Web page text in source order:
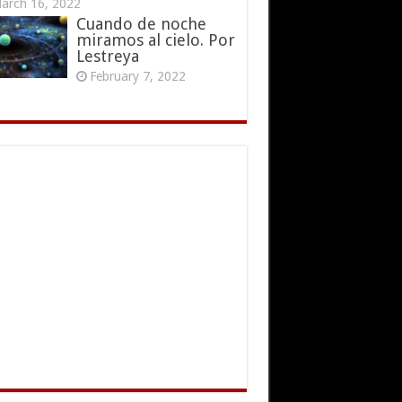
16, 2022
Cuando de noche
miramos al cielo. Por
Lestreya
February 7, 2022